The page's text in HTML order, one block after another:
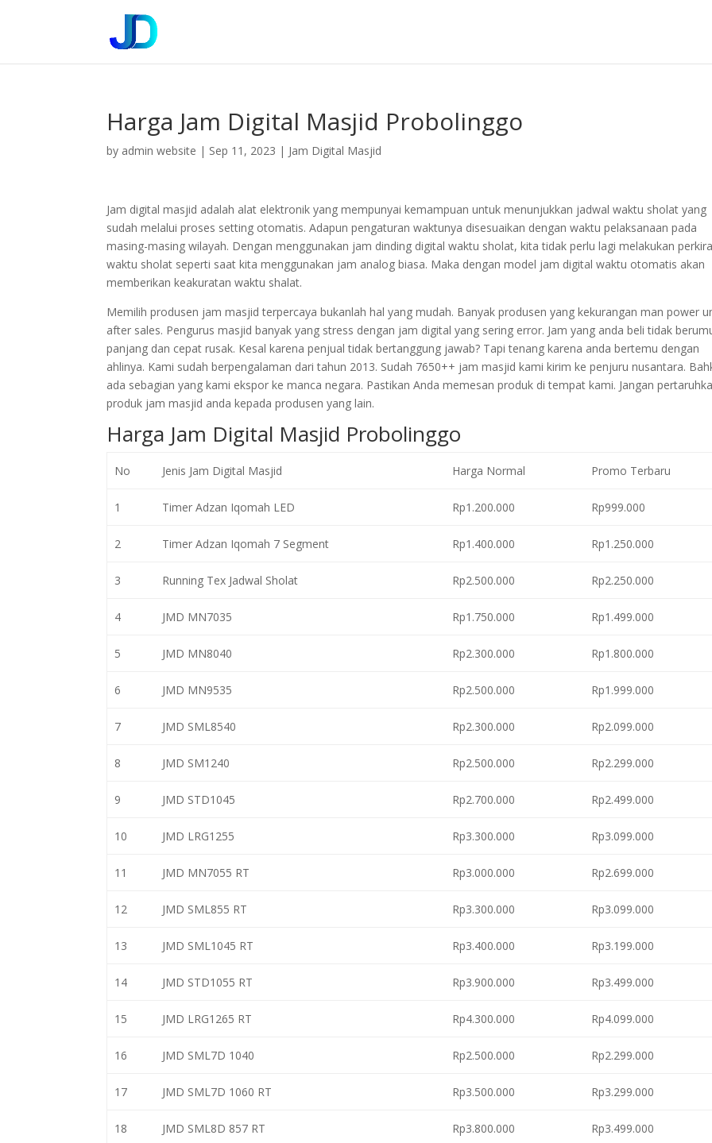
Harga Jam Digital Masjid Probolinggo
by admin website | Sep 11, 2023 | Jam Digital Masjid
Jam digital masjid adalah alat elektronik yang mempunyai kemampuan untuk menunjukkan jadwal waktu sholat yang
sudah melalui proses setting otomatis. Adapun pengaturan waktunya disesuaikan dengan waktu pelaksanaan pada
masing-masing wilayah. Dengan menggunakan jam dinding digital waktu sholat, kita tidak perlu lagi melakukan
waktu sholat seperti saat kita menggunakan jam analog biasa. Maka dengan model jam digital waktu otomatis akan
memberikan keakuratan waktu shalat.
Memilih produsen jam masjid terpercaya bukanlah hal yang mudah. Banyak produsen yang kekurangan man power
after sales. Pengurus masjid banyak yang stress dengan jam digital yang sering error. Jam yang anda beli tidak
panjang dan cepat rusak. Kesal karena penjual tidak bertanggung jawab? Tapi tenang karena anda bertemu dengan
ahlinya. Kami sudah berpengalaman dari tahun 2013. Sudah 7650++ jam masjid kami kirim ke penjuru nusantara.
ada sebagian yang kami ekspor ke manca negara. Pastikan Anda memesan produk di tempat kami. Jangan
produk jam masjid anda kepada produsen yang lain.
Harga Jam Digital Masjid Probolinggo
No Jenis Jam Digital Masjid Harga Normal Promo Terbaru
1 Timer Adzan Iqomah LED Rp1.200.000 Rp999.000
2 Timer Adzan Iqomah 7 Segment Rp1.400.000 Rp1.250.000
3 Running Tex Jadwal Sholat Rp2.500.000 Rp2.250.000
4 JMD MN7035 Rp1.750.000 Rp1.499.000
5 JMD MN8040 Rp2.300.000 Rp1.800.000
6 JMD MN9535 Rp2.500.000 Rp1.999.000
7 JMD SML8540 Rp2.300.000 Rp2.099.000
8 JMD SM1240 Rp2.500.000 Rp2.299.000
9 JMD STD1045 Rp2.700.000 Rp2.499.000
10 JMD LRG1255 Rp3.300.000 Rp3.099.000
11 JMD MN7055 RT Rp3.000.000 Rp2.699.000
12 JMD SML855 RT Rp3.300.000 Rp3.099.000
13 JMD SML1045 RT Rp3.400.000 Rp3.199.000
14 JMD STD1055 RT Rp3.900.000 Rp3.499.000
15 JMD LRG1265 RT Rp4.300.000 Rp4.099.000
16 JMD SML7D 1040 Rp2.500.000 Rp2.299.000
17 JMD SML7D 1060 RT Rp3.500.000 Rp3.299.000
18 JMD SML8D 857 RT Rp3.800.000 Rp3.499.000